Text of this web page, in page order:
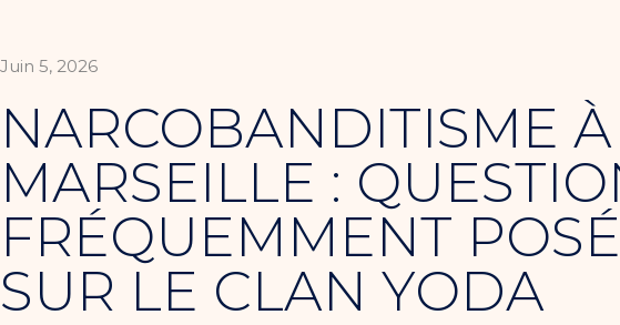
Juin 5, 2026
NARCOBANDITISME À
MARSEILLE :
FRÉQUEMMENT
SUR LE CLAN YODA